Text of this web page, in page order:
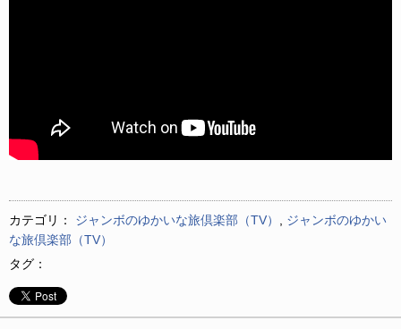
カテゴリ： ジャンボのゆかいな旅倶楽部（TV）
ジャンボのゆかい
な旅倶楽部（TV）
タグ：